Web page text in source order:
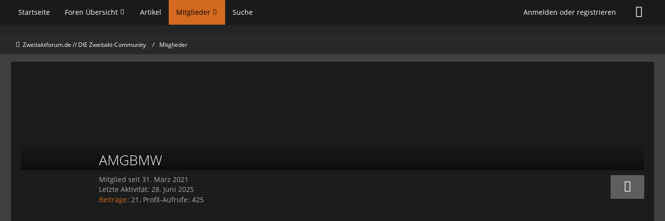
Startseite Foren Übersicht Artikel Mitglieder Suche Anmelden oder registrieren
Zweitaktforum.de // DIE Zweitakt-Community Mitglieder
AMGBMW
Mitglied seit 31. März 2021
Letzte Aktivität: 28. Juni 2025
Beiträge 21 Profil-Aufrufe 425